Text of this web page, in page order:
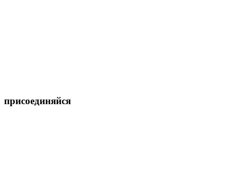
присоединяйся